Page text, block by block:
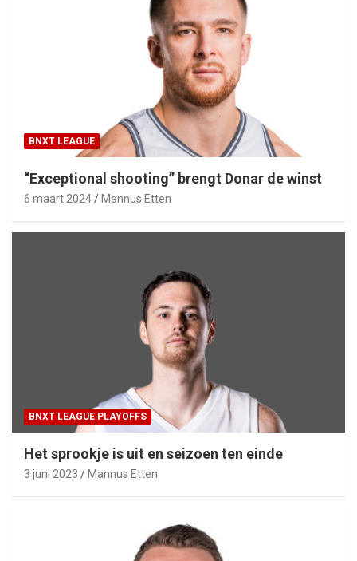
BNXT LEAGUE
“Exceptional shooting” brengt Donar de winst
6 maart 2024 Mannus Etten
BNXT LEAGUE PLAYOFFS
Het sprookje is uit en seizoen ten einde
3 juni 2023 Mannus Etten